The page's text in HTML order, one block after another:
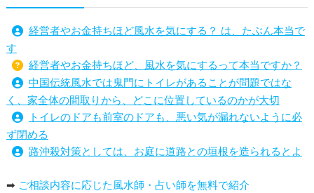
経営者やお金持ちほど風水を気にする？ は、たぶん本当で
す
経営者やお金持ちほど、風水を気にするって本当ですか？
中国伝統風水では鬼門にトイレがあることが問題ではな
く、家全体の間取りから、どこに位置しているのかが大切
トイレのドアも前室のドアも、悪い気が漏れないように必
ず閉める
路沖殺対策としては、お庭に道路との垣根を造られるとよ
庭を広げると路沖殺（ろちゅうさつ）は防げますか？
➡ ご相談内容に応じた風水師・占い師を無料で紹介